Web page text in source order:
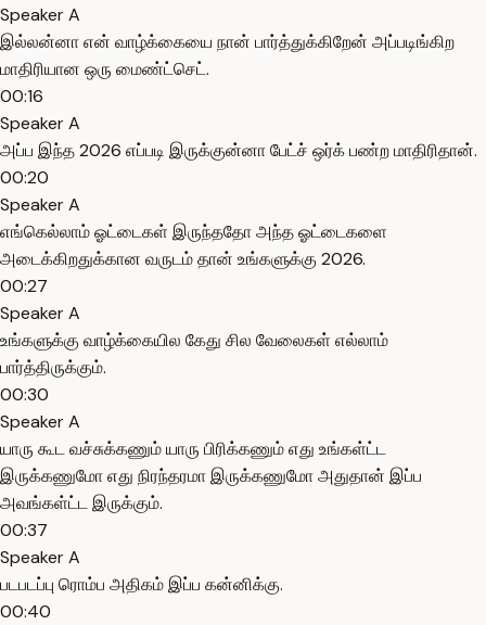
Speaker A
இல்லன்னா என் வாழ்க்கையை நான் பார்த்துக்கிறேன் அப்படிங்கிற
மாதிரியான ஒரு மைண்ட்செட்.
00:16
Speaker A
அப்ப இந்த 2026 எப்படி இருக்குன்னா பேட்ச் ஒர்க் பண்ற மாதிரிதான்.
00:20
Speaker A
எங்கெல்லாம் ஓட்டைகள் இருந்ததோ அந்த ஓட்டைகளை
அடைக்கிறதுக்கான வருடம் தான் உங்களுக்கு 2026.
00:27
Speaker A
உங்களுக்கு வாழ்க்கையில கேது சில வேலைகள் எல்லாம்
பார்த்திருக்கும்.
00:30
Speaker A
யாரு கூட வச்சுக்கணும் யாரு பிரிக்கணும் எது உங்கள்ட்ட
இருக்கணுமோ எது நிரந்தரமா இருக்கணுமோ அதுதான் இப்ப
அவங்கள்ட்ட இருக்கும்.
00:37
Speaker A
படபடப்பு ரொம்ப அதிகம் இப்ப கன்னிக்கு.
00:40